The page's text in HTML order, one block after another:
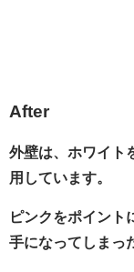
After
外壁は、ホワイト
用しています。
ピンクをポイント
手になってしまっ